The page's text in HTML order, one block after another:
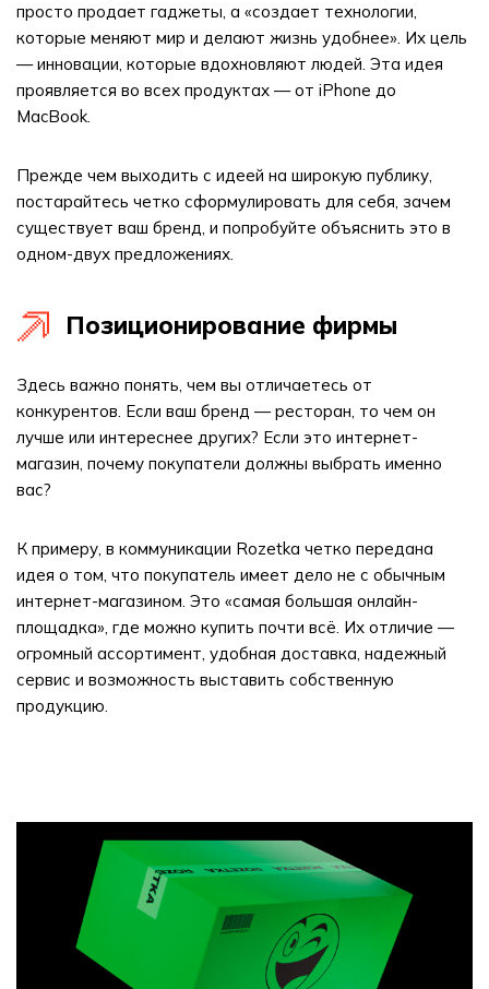
просто продает гаджеты, а «создает технологии,
которые меняют мир и делают жизнь удобнее». Их цель
— инновации, которые вдохновляют людей. Эта идея
проявляется во всех продуктах — от iPhone до
MacBook.
Прежде чем выходить с идеей на широкую публику,
постарайтесь четко сформулировать для себя, зачем
существует ваш бренд, и попробуйте объяснить это в
одном-двух предложениях.
Позиционирование фирмы
Здесь важно понять, чем вы отличаетесь от
конкурентов. Если ваш бренд — ресторан, то чем он
лучше или интереснее других? Если это интернет-
магазин, почему покупатели должны выбрать именно
вас?
К примеру, в коммуникации Rozetka четко передана
идея о том, что покупатель имеет дело не с обычным
интернет-магазином. Это «самая большая онлайн-
площадка», где можно купить почти всё. Их отличие —
огромный ассортимент, удобная доставка, надежный
сервис и возможность выставить собственную
продукцию.